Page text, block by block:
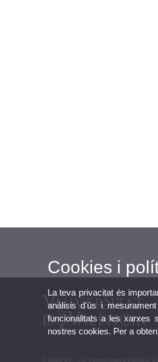
© 2026 UV. - Av. Vicent Andrés Estellés,
Cookies i
La teva privacitat és
anàlisis d'ús i
funcionalitats a les xarxes
nostres cookies. Per a